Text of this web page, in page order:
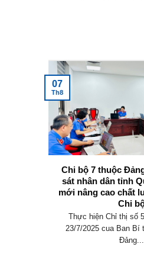
Chi bộ 7 thuộc
sát nhân dân tỉnh
mới nâng cao chất
Chi
Thực hiện Chỉ thị số
23/7/2025 cua Ban
Đảng...
07
Th8